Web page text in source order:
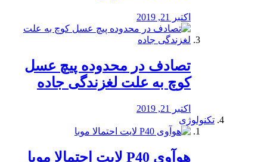
اکتبر 21, 2019
تصادف در محدوده پیچ عسل
کوچ به علت لغزندگی جاده
اکتبر 21, 2019
تکنولوژی
هوآوی P40 لایت احتمالا موبا